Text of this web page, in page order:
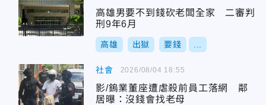
高雄男要不到錢砍老闆全家 二審判
刑9年6月
高雄 出獄 要錢
社會
影/鎢業董座遭虐殺前員工落網 鄰
居曝：沒錢會找老母
2026/08/04 18:55